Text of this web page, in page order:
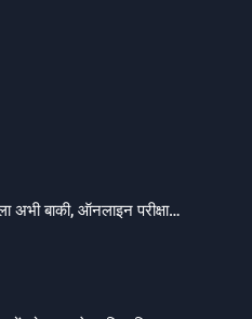
अभी बाकी, ऑनलाइन परीक्षा…